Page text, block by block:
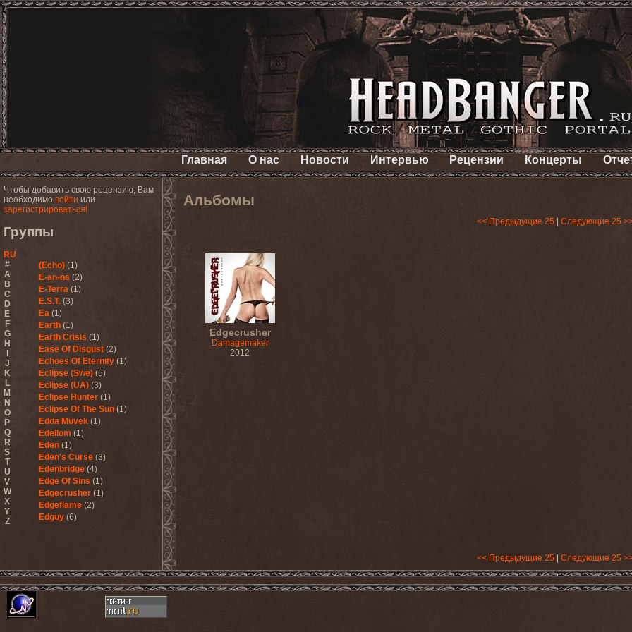
Главная О нас Новости Интервью Рецензии Концерты
Чтобы добавить свою рецензию, Вам
необходимо войти или
зарегистрироваться!
Группы
RU
#
A
B
C
D
E
F
G
H
J
K
L
M
N
O
P
Q
R
S
T
U
V
W
X
Y
Z
(Echo) (1)
E-an-na (2)
E-Terra (1)
E.S.T. (3)
Ea (1)
Earth (1)
Earth Crisis (1)
Ease Of Disgust (2)
Echoes Of Eternity (1)
Eclipse (Swe) (5)
Eclipse (UA) (3)
Eclipse Hunter (1)
Eclipse Of The Sun (1)
Edda Muvek (1)
Edellom (1)
Eden (1)
Eden's Curse (3)
Edenbridge (4)
Edge Of Sins (1)
Edgecrusher (1)
Edgeflame (2)
Edguy (6)
Einherjer (3)
Einsturzende Neubauten (1)
Альбомы
<< Предыдущие 25 Следующие 25
Edgecrusher
Damagemaker
2012
<< Предыдущие 25 Следующие 25